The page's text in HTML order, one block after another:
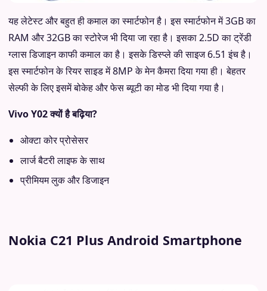
यह लेटेस्ट और बहुत ही कमाल का स्मार्टफोन है। इस स्मार्टफोन में 3GB का
RAM और 32GB का स्टोरेज भी दिया जा रहा है। इसका 2.5D का ट्रेंडी
ग्लास डिजाइन काफी कमाल का है। इसके डिस्प्ले की साइज 6.51 इंच है।
इस स्मार्टफोन के रियर साइड में 8MP के मेन कैमरा दिया गया ही। बेहतर
सेल्फी के लिए इसमें बोकेह और फेस ब्यूटी का मोड भी दिया गया है।
Vivo Y02 क्यों है बढ़िया?
ओक्टा कोर प्रोसेसर
लार्ज बैटरी लाइफ के साथ
प्रीमियम लुक और डिजाइन
Nokia C21 Plus Android Smartphone